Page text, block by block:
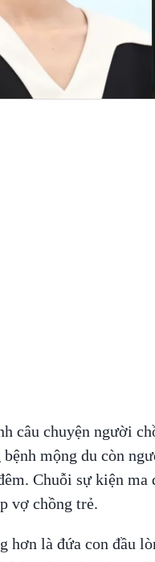
câu chuyện người
mộng du còn
Chuỗi sự kiện
vợ chồng trẻ.
hơn là đứa con đầu